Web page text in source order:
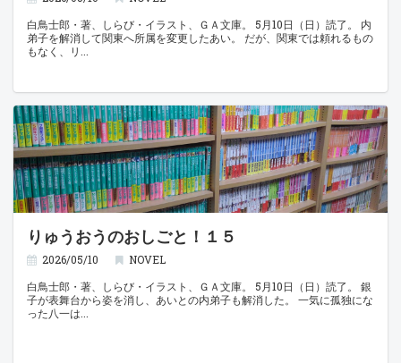
白鳥士郎・著、しらび・イラスト、ＧＡ文庫。 5月10日（日）読了。 内
弟子を解消して関東へ所属を変更したあい。 だが、関東では頼れるもの
もなく、リ
りゅうおうのおしごと！１５
2026/05/10
NOVEL
白鳥士郎・著、しらび・イラスト、ＧＡ文庫。 5月10日（日）読了。 銀
子が表舞台から姿を消し、あいとの内弟子も解消した。 一気に孤独にな
った八一は